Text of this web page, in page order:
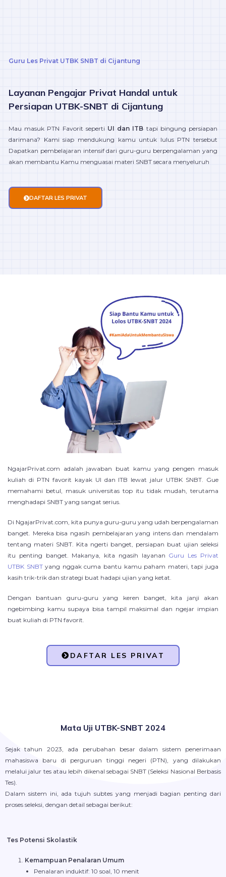
Guru Les Privat UTBK SNBT di Cijantung
Layanan Pengajar Privat Handal untuk
Persiapan UTBK-SNBT di Cijantung
Mau masuk PTN Favorit seperti UI dan ITB tapi bingung persiapan
darimana? Kami siap mendukung kamu untuk lulus PTN tersebut
Dapatkan pembelajaran intensif dari guru-guru berpengalaman yang
akan membantu Kamu menguasai materi SNBT secara menyeluruh
DAFTAR LES PRIVAT
NgajarPrivat.com adalah jawaban buat kamu yang pengen masuk
kuliah di PTN favorit kayak UI dan ITB lewat jalur UTBK SNBT. Gue
memahami betul, masuk universitas top itu tidak mudah, terutama
menghadapi SNBT yang sangat serius.
Di NgajarPrivat.com, kita punya guru-guru yang udah berpengalaman
banget. Mereka bisa ngasih pembelajaran yang intens dan mendalam
tentang materi SNBT. Kita ngerti banget, persiapan buat ujian seleksi
itu penting banget. Makanya, kita ngasih layanan Guru Les Privat
UTBK SNBTyang nggak cuma bantu kamu paham materi, tapi juga
kasih trik-trik dan strategi buat hadapi ujian yang ketat.
Dengan bantuan guru-guru yang keren banget, kita janji akan
ngebimbing kamu supaya bisa tampil maksimal dan ngejar impian
buat kuliah di PTN favorit.
DAFTAR LES PRIVAT
Mata Uji UTBK-SNBT 2024
Sejak tahun 2023, ada perubahan besar dalam sistem penerimaan
mahasiswa baru di perguruan tinggi negeri (PTN), yang dilakukan
melalui jalur tes atau lebih dikenal sebagai SNBT (Seleksi Nasional Berbasis
Tes).
Dalam sistem ini, ada tujuh subtes yang menjadi bagian penting dari
proses seleksi, dengan detail sebagai berikut:
Tes Potensi Skolastik
Kemampuan Penalaran Umum
Penalaran induktif: 10 soal, 10 menit